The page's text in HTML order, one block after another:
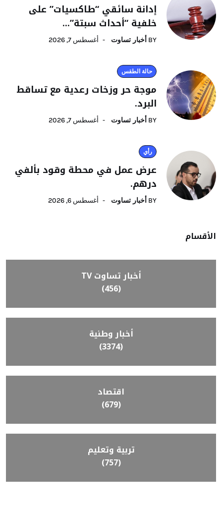
إدانة سائقي “طاكسيات” على
خلفية “أحداث سبتة”...
BY أخبار تساوت أغسطس 7, 2026
حالة الطقس
موجة حر وزخات رعدية مع تساقط
البرد.
BY أخبار تساوت أغسطس 7, 2026
رأي
عرض عمل في محطة وقود بألفي
درهم.
BY أخبار تساوت أغسطس 6, 2026
الأقسام
أخبار تساوت TV
(456)
أخبار وطنية
(3374)
اقتصاد
(679)
تربية وتعليم
(757)